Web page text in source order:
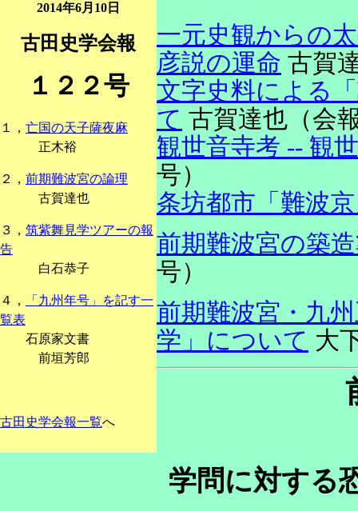
2014年6月10日
古田史学会報
１２２号
１， 亡国の天子薩夜麻
正木裕
２， 前期難波宮の論理
古賀達也
３， 筑紫舞見学ツアーの報
告
白石恭子
４，
「九州年号」を記す一
覧表
石原家文書
前垣芳郎
古田史学会報一覧へ
一元史観からの
彦説の運命 古賀
文字史料による
て 古賀達也（会
観世音寺考 -- 観
号）
条坊都市「難波
前期難波宮の築
号）
前期難波宮・九
学」について 大
学問に対する